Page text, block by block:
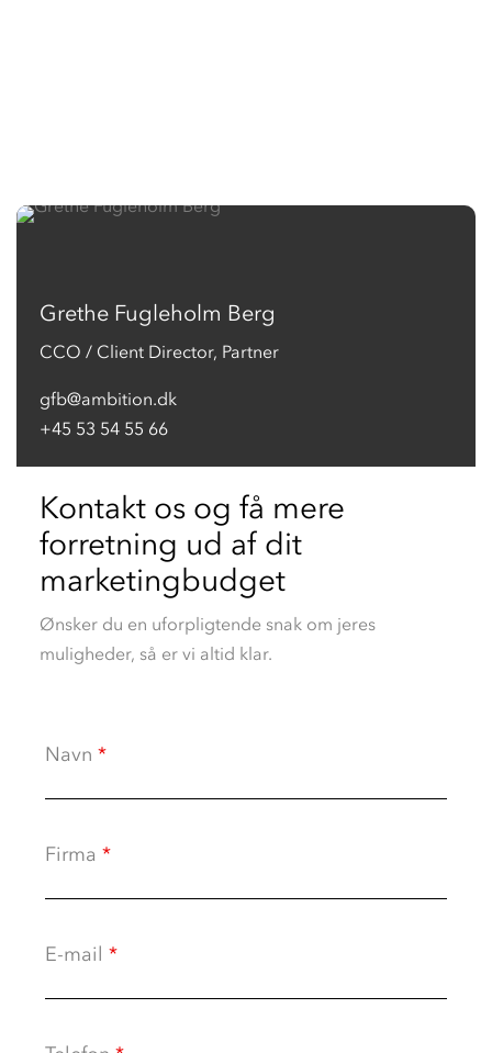
Grethe Fugleholm Berg
CCO / Client Director, Partner
gfb@ambition.dk​
+45 53 54 55 66
Kontakt os og få mere
forretning ud af dit
marketingbudget
Ønsker du en uforpligtende snak om jeres
muligheder, så er vi altid klar.
Navn *
Firma *
E-mail *